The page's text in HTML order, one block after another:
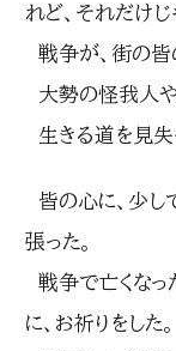
れど、それだけじ
戦争が、街の皆
大勢の怪我人や
生きる道を見失
皆の心に、少し
張った。
戦争で亡くなっ
に、お祈りをした。